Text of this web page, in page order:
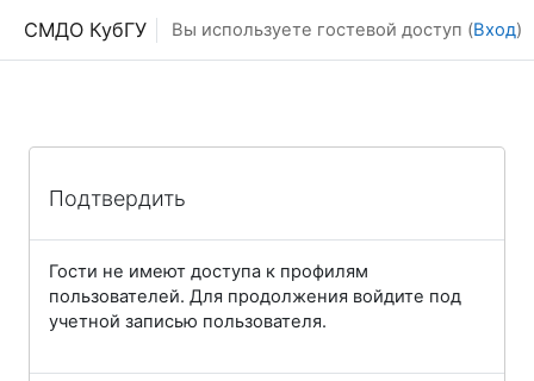
СМДО КубГУ Вы используете гостевой доступ (Вход)
Подтвердить
Гости не имеют доступа к профилям
пользователей. Для продолжения войдите под
учетной записью пользователя.